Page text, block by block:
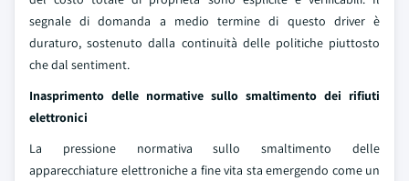
segnale di domanda a medio termine di questo driver è
duraturo, sostenuto dalla continuità delle politiche piuttosto
che dal sentiment.
Inasprimento delle normative sullo smaltimento dei rifiuti
elettronici
La pressione normativa sullo smaltimento delle
apparecchiature elettroniche a fine vita sta emergendo come un